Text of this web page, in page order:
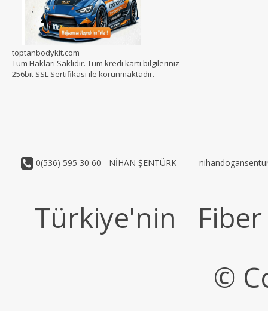
toptanbodykit.com
Tüm Hakları Saklıdır. Tüm kredi kartı bilgileriniz
256bit SSL Sertifikası ile korunmaktadır.
0(536) 595 30 60 - NİHAN ŞENTÜRK
Türkiye'nin Fiber
©